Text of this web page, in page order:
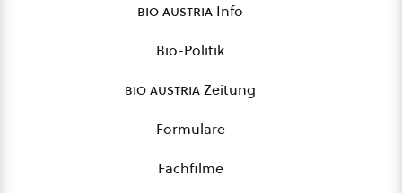
bio austria Info
Bio-Politik
bio austriaZeitung
Formulare
Fachfilme